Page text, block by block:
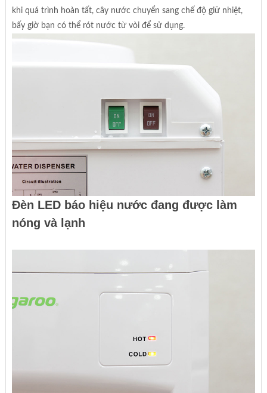
khi quá trình hoàn tất, cây nước chuyển sang chế độ giữ nhiệt,
bấy giờ bạn có thể rót nước từ vòi để sử dụng.
Đèn LED báo hiệu nước đang được làm
nóng và lạnh